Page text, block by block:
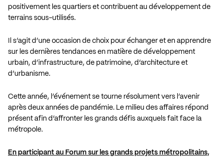
positivement les quartiers et contribuent au développement de
terrains sous-utilisés.
Il s’agit d’une occasion de choix pour échanger et en apprendre
sur les dernières tendances en matière de développement
urbain, d’infrastructure, de patrimoine, d’architecture et
d’urbanisme.
Cette année, l’événement se tourne résolument vers l’avenir
après deux années de pandémie. Le milieu des affaires répond
présent afin d’affronter les grands défis auxquels fait face la
métropole.
En participant au Forum sur les grands projets métropolitains,